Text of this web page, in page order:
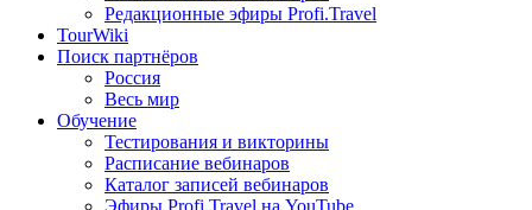
Редакционные эфиры Profi.Travel
TourWiki
Поиск партнёров
Россия
Весь мир
Обучение
Тестирования и викторины
Расписание вебинаров
Каталог записей вебинаров
Эфиры Profi.Travel на YouTube